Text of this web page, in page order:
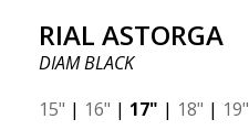
RIAL ASTORGA
DIAM BLACK
15" | 16" | 17" | 18" | 19"